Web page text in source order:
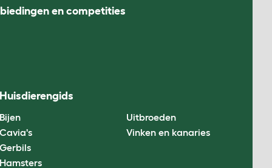
en competities
Huisdierengids
Bijen
Cavia's
Gerbils
Hamsters
Uitbroeden
Vinken en kanaries